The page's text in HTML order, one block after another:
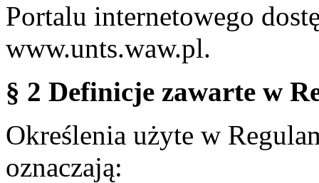
Portalu internetowego
www.unts.waw.pl.
§ 2 Definicje zawarte w
Określenia użyte w
oznaczają: